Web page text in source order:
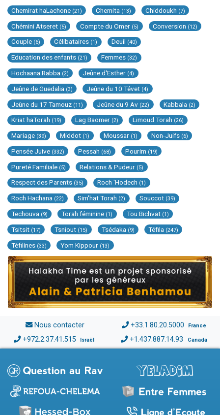
Chemirat haLachone (21) Chemita (13) Chiddoukh (7)
Chémini Atseret (5) Compte du Omer (5) Conversion (12)
Couple (6) Célibataires (1) Deuil (40)
Education des enfants (21) Femmes (32)
Hochaana Rabba (2) Jeûne d'Esther (4)
Jeûne de Guedalia (3) Jeûne du 10 Tévet (4)
Jeûne du 17 Tamouz (11) Jeûne du 9 Av (22) Kabbala (2)
Kriat haTorah (19) Lag Baomer (2) Limoud Torah (26)
Mariage (39) Middot (1) Moussar (1) Non-Juifs (6)
Pensée Juive (332) Pessah (68) Pourim (19)
Pureté Familiale (5) Relations & Pudeur (5)
Respect des Parents (35) Roch 'Hodech (1)
Roch Hachana (22) Sim'hat Torah (2) Souccot (39)
Techouva (9) Torah féminine (1) Tou Bichvat (1)
Tsitsit (17) Tsniout (15) Tsédaka (9) Téfila (247)
Téfilines (33) Yom Kippour (13)
Nous contacter +33.1.80.20.5000 France
+972.2.37.41.515 Israël +1.437.887.14.93 Canada